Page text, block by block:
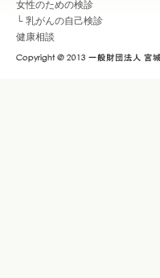
女性のための検診
└ 乳がんの自己検診
健康相談